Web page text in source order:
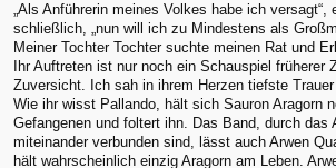
„Als Anführerin meines Volkes habe ich versagt“,
schließlich, „nun will ich zu Mindestens als
Meiner Tochter Tochter suchte meinen Rat und
Ihr Auftreten ist nur noch ein Schauspiel früherer
Zuversicht. Ich sah in ihrem Herzen tiefste
Wie ihr wisst Pallando, hält sich Sauron Aragorn
Gefangenen und foltert ihn. Das Band, durch das
miteinander verbunden sind, lässt auch Arwen
hält wahrscheinlich einzig Aragorn am Leben.